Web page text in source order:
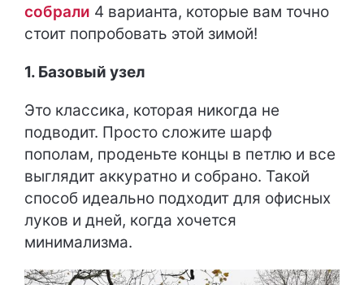
собрали 4 варианта, которые вам точно
стоит попробовать этой зимой!
1. Базовый узел
Это классика, которая никогда не
подводит. Просто сложите шарф
пополам, проденьте концы в петлю и все
выглядит аккуратно и собрано. Такой
способ идеально подходит для офисных
луков и дней, когда хочется
минимализма.